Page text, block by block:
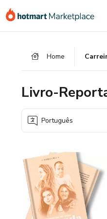
para
para
para
Home
Livro-
Português